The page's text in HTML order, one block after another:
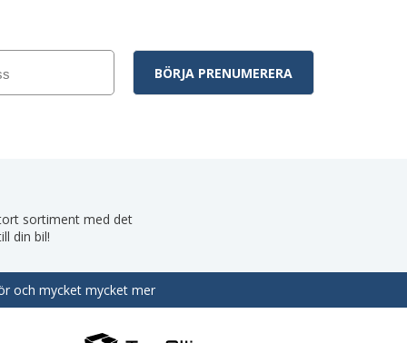
sortiment med det
din bil!
och mycket mycket mer